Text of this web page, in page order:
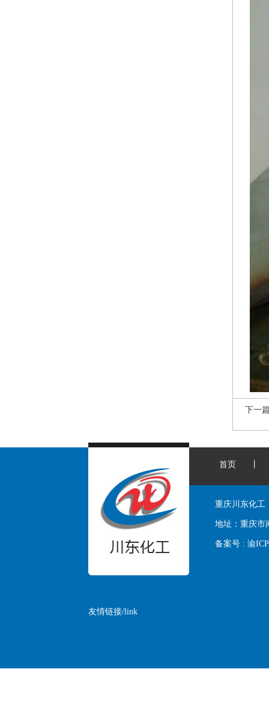
下一
首页
重庆川东化工
地址： 重庆市
备案号 : 渝
友情链接/link